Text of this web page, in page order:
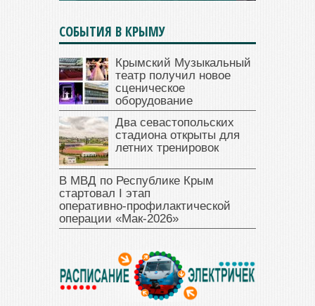
СОБЫТИЯ В КРЫМУ
Крымский Музыкальный
театр получил новое
сценическое
оборудование
Два севастопольских
стадиона открыты для
летних тренировок
В МВД по Республике Крым
стартовал I этап
оперативно‑профилактической
операции «Мак‑2026»